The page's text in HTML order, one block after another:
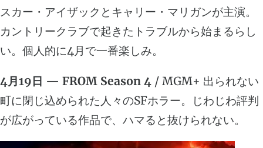
スカー・アイザックとキャリー・マリガンが主演。
カントリークラブで起きたトラブルから始まるらし
い。個人的に4月で一番楽しみ。
4月19日 — FROM Season 4 / MGM+ 出られない
町に閉じ込められた人々のSFホラー。じわじわ評判
が広がっている作品で、ハマると抜けられない。